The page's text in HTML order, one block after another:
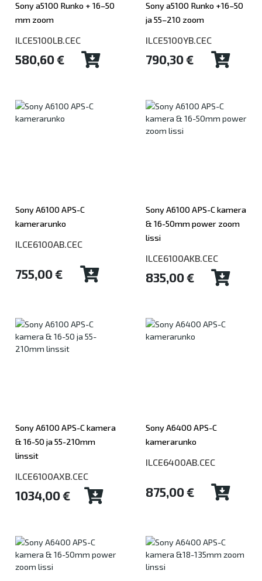
Sony a5100 Runko + 16–50
mm zoom
ILCE5100LB.CEC
580,60 €
Sony a5100 Runko +16–50
ja 55–210 zoom
ILCE5100YB.CEC
790,30 €
Sony A6100 APS-C
kamerarunko
ILCE6100AB.CEC
755,00 €
Sony A6100 APS-C kamera
& 16-50mm power zoom
lissi
ILCE6100AKB.CEC
835,00 €
Sony A6100 APS-C kamera
& 16-50 ja 55-210mm
linssit
ILCE6100AXB.CEC
1034,00 €
Sony A6400 APS-C
kamerarunko
ILCE6400AB.CEC
875,00 €